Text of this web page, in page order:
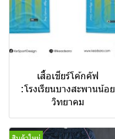
เสื้อเชียร์โค้กคัฟ
:โรงเรียนบางสะพานน้อย
วิทยาคม